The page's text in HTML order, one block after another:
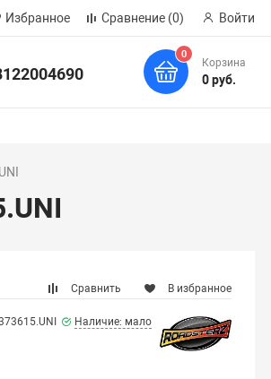
Избранное Сравнение (0) Войти
0
Корзина
0 руб.
Сравнить В избранное
Наличие: мало